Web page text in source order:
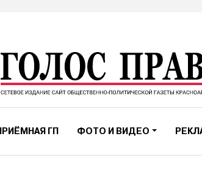
ГП ФОТО И ВИДЕО